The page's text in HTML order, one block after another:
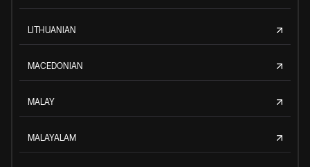
LITHUANIAN
MACEDONIAN
MALAY
MALAYALAM